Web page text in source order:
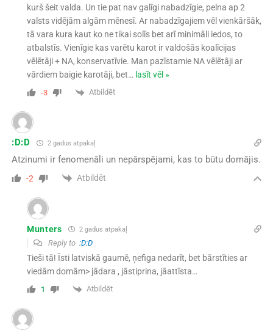
kurš šeit valda. Un tie pat nav galīgi nabadzīgie, pelna ap 2
valsts vidējām algām mēnesī. Ar nabadzīgajiem vēl vienkāršāk,
tā vara kura kaut ko ne tikai solīs bet arī minimāli iedos, to
atbalstīs. Vienīgie kas varētu karot ir valdošās koalīcijas
vēlētāji + NA, konservatīvie. Man pazīstamie NA vēlētāji ar
vārdiem baigie karotāji, bet… lasīt vēl »
-3 Atbildēt
:D:D 2 gadus atpakaļ
Atzinumi ir fenomenāli un nepārspējami, kas to būtu domājis.
-2 Atbildēt
Munters 2 gadus atpakaļ
Reply to :D:D
Tieši tā! Īsti latviskā gaumē, ņefiga nedarīt, bet bārstīties ar
viedām domām> jādara , jāstiprina, jāattīsta…
1 Atbildēt